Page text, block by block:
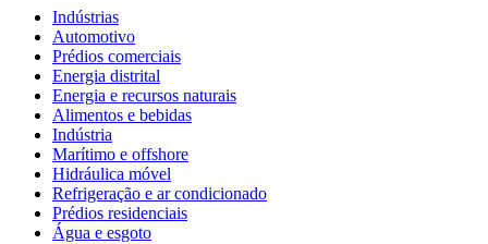
Indústrias
Automotivo
Prédios comerciais
Energia distrital
Energia e recursos naturais
Alimentos e bebidas
Indústria
Marítimo e offshore
Hidráulica móvel
Refrigeração e ar condicionado
Prédios residenciais
Água e esgoto